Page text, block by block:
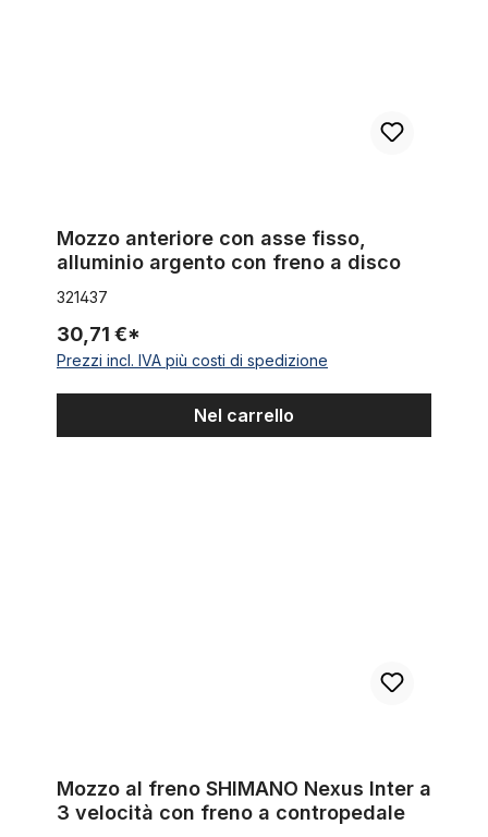
Mozzo anteriore con asse fisso,
alluminio argento con freno a disco
321437
30,71 €*
Prezzi incl. IVA più costi di spedizione
Nel carrello
Mozzo al freno SHIMANO Nexus Inter a
3 velocità con freno a contropedale